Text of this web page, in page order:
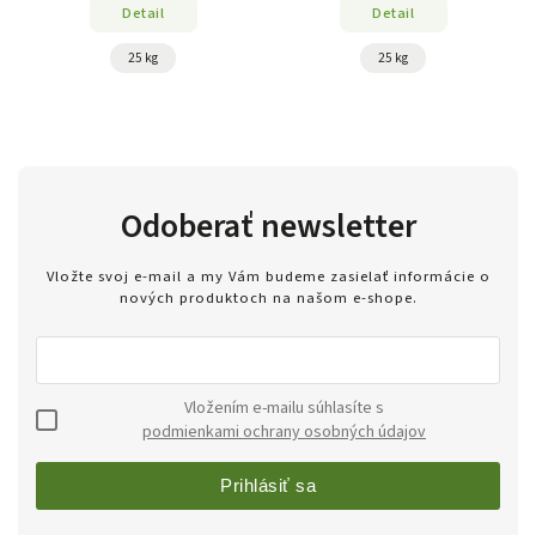
Detail
25 kg
Detail
25 kg
Odoberať newsletter
Vložte svoj e-mail a my Vám budeme zasielať informácie o
nových produktoch na našom e-shope.
podmienkami ochrany osobných údajov
Prihlásiť sa